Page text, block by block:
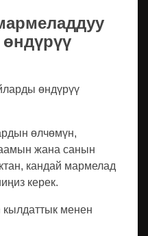
өндүрүү
өлчөмүн,
жана санын
кандай мармелад
керек.
кылдаттык менен